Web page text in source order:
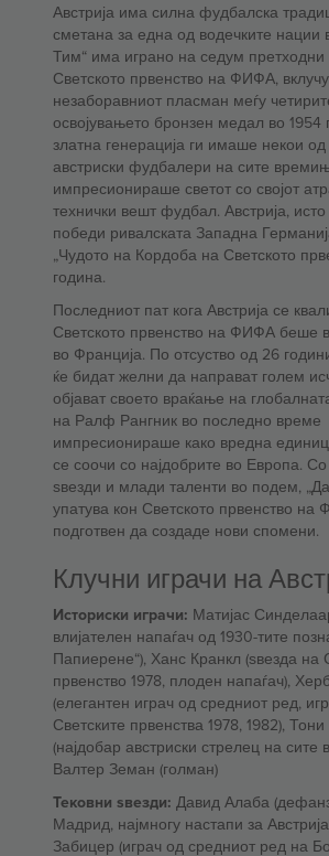
Австрија има силна фудбалска
сметана за една од водечките нации
Тим“ има играно на седум претходни
Светското првенство на ФИФА,
незаборавниот пласман меѓу
освојувањето бронзен медал во
златна генерација ги имаше некои од
австриски фудбалери на сите
импресионираше светот со својот
технички вешт фудбал. Австрија, исто
победи ривалската Западна
„Чудото на Кордоба на Светското
година.
Последниот пат кога Австрија се
Светското првенство на ФИФА беше
во Франција. По отсуство од 26
ќе бидат желни да направат голем
објават своето враќање на
на Ралф Рангник во последно време
импресионираше како вредна
се соочи со најдобрите во Европа.
ѕвезди и млади таленти во подем,
упатува кон Светското првенство
подготвен да создаде нови спомени.
Клучни играчи на
Историски играчи: Матијас
влијателен напаѓач од 1930-тите
Папиерене“), Ханс Кранкл (ѕвезда на
првенство 1978, плоден напаѓач),
(елегантен играч од средниот ред,
Светските првенства 1978, 1982),
(најдобар австриски стрелец на сите
Валтер Земан (голман)
Тековни ѕвезди: Давид Алаба
Мадрид, најмногу настапи за
Забицер (играч од средниот ред на